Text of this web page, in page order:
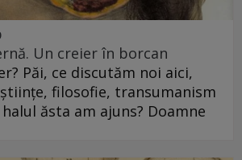
Un creier în borcan
Păi, ce discutăm noi aici,
filosofie, transumanism
ăsta am ajuns? Doamne